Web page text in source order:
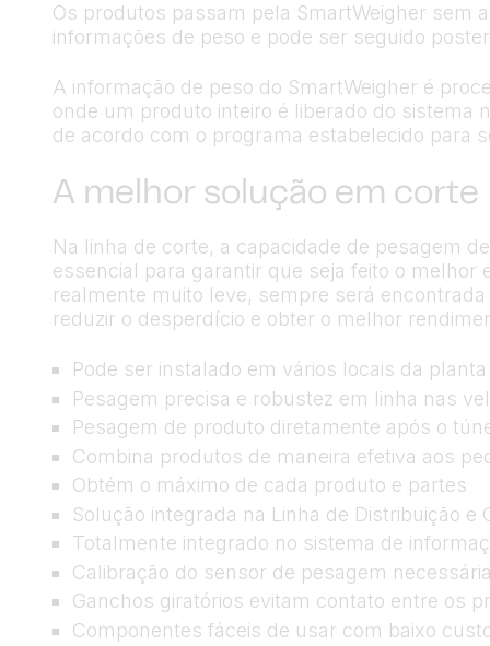
Os produtos passam pela SmartWeigher sem
informações de peso e pode ser seguido
A informação de peso do SmartWeigher é
onde um produto inteiro é liberado do sistema
de acordo com o programa estabelecido para
A melhor solução em corte
Na linha de corte, a capacidade de pesagem
essencial para garantir que seja feito o
realmente muito leve, sempre será
reduzir o desperdício e obter o melhor
Pode ser instalado em vários locais da planta
Pesagem precisa e robustez em linha nas
Pesagem de produto diretamente após o
Combina produtos de maneira efetiva aos
Obtém o máximo de cada produto e partes
Solução integrada na Linha de Distribuição e
Totalmente integrado no sistema de
Calibração do sensor de pesagem
Ganchos giratórios evitam contato entre os
Componentes fáceis de usar com baixo